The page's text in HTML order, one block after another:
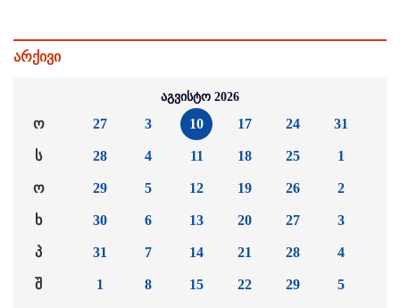
არქივი
აგვისტო 2026
ო
ს
ო
ხ
პ
შ
27
28
29
30
31
1
3
4
5
6
7
8
10
11
12
13
14
15
17
18
19
20
21
22
24
25
26
27
28
29
31
1
2
3
4
5